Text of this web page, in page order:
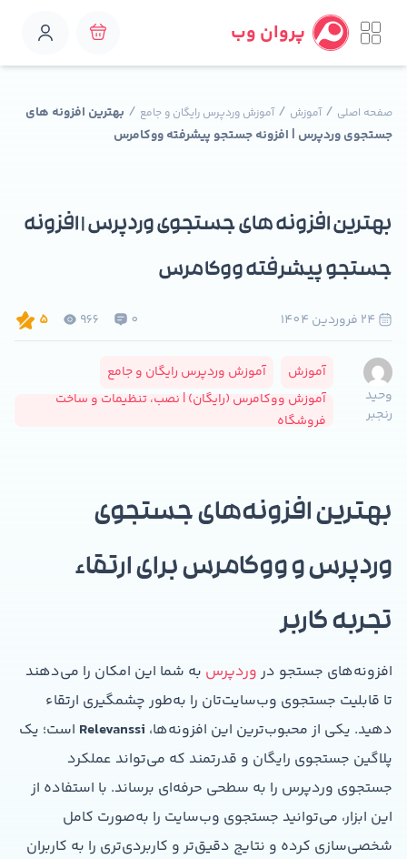
پروان وب
صفحه اصلی /آموزش /آموزش وردپرس رایگان و جامع / بهترین افزونه های
جستجوی وردپرس | افزونه جستجو پیشرفته ووکامرس
0
966
5
بهترین افزونه های جستجوی وردپرس | افزونه
جستجو پیشرفته ووکامرس
وحید
رنجبر
آموزش
آموزش وردپرس رایگان و جامع
آموزش ووکامرس (رایگان) | نصب، تنظیمات و ساخت
فروشگاه
بهترین افزونه‌های جستجوی
وردپرس و ووکامرس برای ارتقاء
تجربه کاربر
افزونه‌های جستجو در وردپرس به شما این امکان را می‌دهند
تا قابلیت جستجوی وب‌سایت‌تان را به‌طور چشمگیری ارتقاء
دهید. یکی از محبوب‌ترین این افزونه‌ها، Relevanssi است؛ یک
پلاگین جستجوی رایگان و قدرتمند که می‌تواند عملکرد
جستجوی وردپرس را به سطحی حرفه‌ای برساند. با استفاده از
این ابزار، می‌توانید جستجوی وب‌سایت را به‌صورت کامل
شخصی‌سازی کرده و نتایج دقیق‌تر و کاربردی‌تری را به کاربران